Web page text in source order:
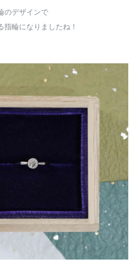
のデザインで
輪になりましたね！